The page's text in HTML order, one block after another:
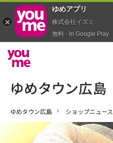
ゆめタウン広島 ショップニュース
ゆめアプ‪リ‬
株式会社イズミ
無料 - In Google Play